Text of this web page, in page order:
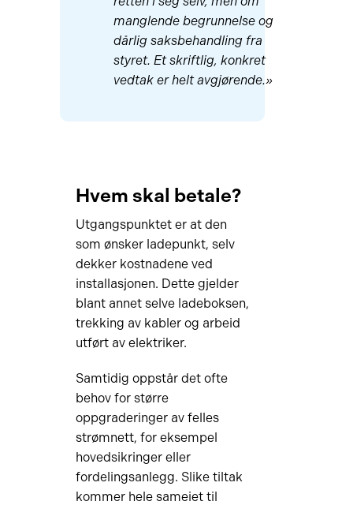
manglende begrunnelse og
dårlig saksbehandling fra
styret. Et skriftlig, konkret
vedtak er helt avgjørende.»
Hvem skal betale?
Utgangspunktet er at den
som ønsker ladepunkt, selv
dekker kostnadene ved
installasjonen. Dette gjelder
blant annet selve ladeboksen,
trekking av kabler og arbeid
utført av elektriker.
Samtidig oppstår det ofte
behov for større
oppgraderinger av felles
strømnett, for eksempel
hovedsikringer eller
fordelingsanlegg. Slike tiltak
kommer hele sameiet til